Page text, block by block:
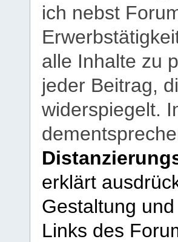
ich nebst
alle Inhalte zu
jeder Beitrag,
widerspiegelt.
erklärt
Gestaltung
Links des